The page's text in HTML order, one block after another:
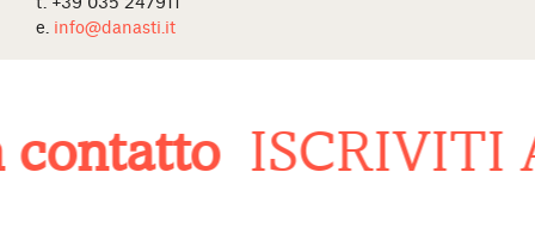
e. info@danasti.it
ISCRIVITI